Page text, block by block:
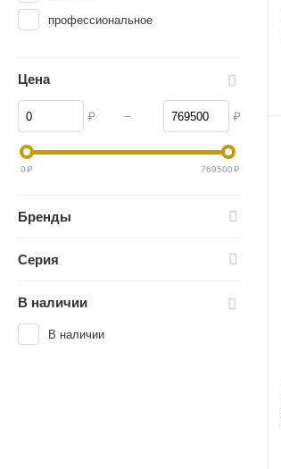
профессиональное
Цена
₽ – ₽
0₽ 769500₽
Бренды
Серия
В наличии
В наличии